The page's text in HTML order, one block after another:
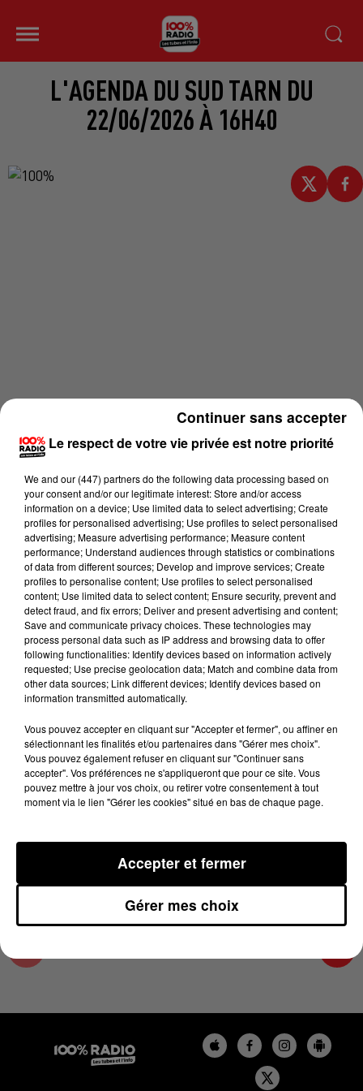
L'AGENDA DU SUD TARN DU
22/06/2026 À 16H40
Lecture (1 min 14 sec)
100%
L'agenda du sud tarn du 22/06/2026 à 16h40
22 juin 2026 - 1 min 14 sec
L'AGENDA DU SUD TARN DU 22/06/2026 À
16H40
L'AGENDA DU SUD TARN
Le respect de votre vie privée est notre priorité
We and our (447) partnersdo the following data processing based on
your consent and/or our legitimate interest: Store and/or access
information on a device; Use limited data to select advertising; Create
profiles for personalised advertising; Use profiles to select personalised
advertising; Measure advertising performance; Measure content
performance; Understand audiences through statistics or combinations
of data from different sources; Develop and improve services; Create
profiles to personalise content; Use profiles to select personalised
content; Use limited data to select content; Ensure security, prevent and
detect fraud, and fix errors; Deliver and present advertising and content;
Save and communicate privacy choices. These technologies may
process personal data such as IP address and browsing data to offer
following functionalities: Identify devices based on information actively
requested; Use precise geolocation data; Match and combine data from
other data sources; Link different devices; Identify devices based on
information transmitted automatically.
Vous pouvez accepter en cliquant sur "Accepter et fermer", ou affiner en
sélectionnant les finalités et/ou partenaires dans "Gérer mes choix".
Vous pouvez également refuser en cliquant sur "Continuer sans
accepter". Vos préférences ne s'appliqueront que pour ce site. Vous
pouvez mettre à jour vos choix, ou retirer votre consentement à tout
moment via le lien "Gérer les cookies" situé en bas de chaque page.
Gérer mes choix
Accepter et fermer
Continuer sans accepter